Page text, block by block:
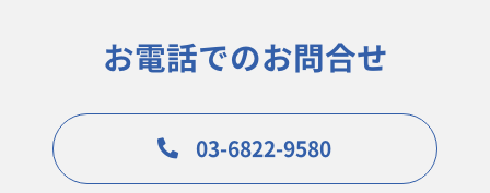
お電話でのお問合せ
03-6822-9580